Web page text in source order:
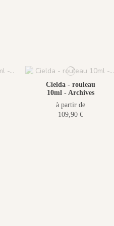
Cielda - rouleau
10ml - Archives
à partir de
109,90 €